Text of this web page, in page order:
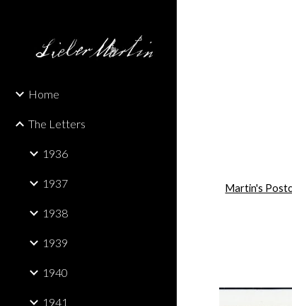
Home
The Letters
1936
1937
1938
1939
1940
1941
Martin's